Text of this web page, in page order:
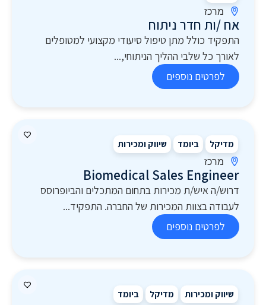
מרכז
אח /ות חדר ניתוח
התפקיד כולל מתן טיפול סיעודי מקצועי למטופלים
לאורך כל שלבי ההליך הניתוחי,...
לפרטים נוספים
מדיקל ביומד שיווק ומכירות
מרכז
Biomedical Sales Engineer
דרוש/ה איש/ת מכירות בתחום המתכלים והביופרוסס
לעבודה בצוות המכירות של החברה. התפקיד...
לפרטים נוספים
שיווק ומכירות מדיקל ביומד